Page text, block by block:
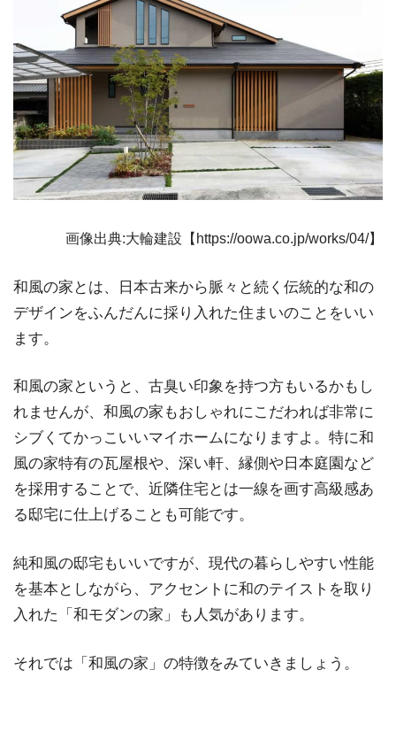
画像出典:大輪建設【https://oowa.co.jp/works/04/】
和風の家とは、日本古来から脈々と続く伝統的な和の
デザインをふんだんに採り入れた住まいのことをいい
ます。
和風の家というと、古臭い印象を持つ方もいるかもし
れませんが、和風の家もおしゃれにこだわれば非常に
シブくてかっこいいマイホームになりますよ。特に和
風の家特有の瓦屋根や、深い軒、縁側や日本庭園など
を採用することで、近隣住宅とは一線を画す高級感あ
る邸宅に仕上げることも可能です。
純和風の邸宅もいいですが、現代の暮らしやすい性能
を基本としながら、アクセントに和のテイストを取り
入れた「和モダンの家」も人気があります。
それでは「和風の家」の特徴をみていきましょう。